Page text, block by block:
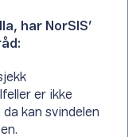
har NorSIS’
er ikke
kan svindelen